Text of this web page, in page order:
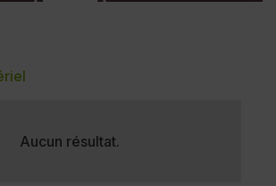
Aucun résultat.